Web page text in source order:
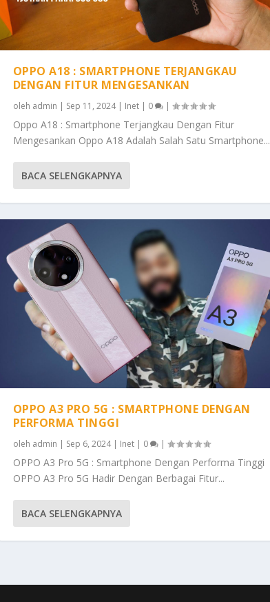
OPPO A18 : SMARTPHONE TERJANGKAU
DENGAN FITUR MENGESANKAN
oleh admin | Sep 11, 2024| Inet| 0 |
Oppo A18 : Smartphone Terjangkau Dengan Fitur
Mengesankan Oppo A18 Adalah Salah Satu Smartphone...
BACA SELENGKAPNYA
OPPO A3 PRO 5G : SMARTPHONE DENGAN
PERFORMA TINGGI
oleh admin | Sep 6, 2024| Inet| 0 |
OPPO A3 Pro 5G : Smartphone Dengan Performa Tinggi
OPPO A3 Pro 5G Hadir Dengan Berbagai Fitur...
BACA SELENGKAPNYA